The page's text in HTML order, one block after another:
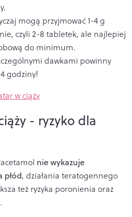
mogą przyjmować 1-4 g
czyli 2-8 tabletek, ale najlepiej
do minimum.
dawkami powinny
godziny!
w ciąży
- ryzyko dla
nie wykazuje
płód, działania teratogennego
też ryzyka poronienia oraz